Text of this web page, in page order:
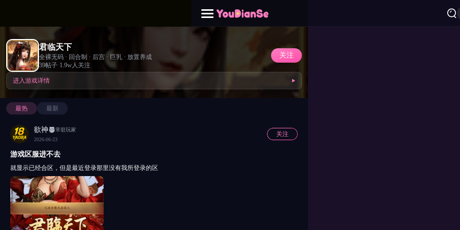
君临天下
全裸无码 · 回合制 · 后宫 · 巨乳 · 放置养成
39帖子·1.9w人关注
关注
进入游戏详情
最热 最新
欲神
常驻玩家
2026-06-23
关注
游戏区服进不去
就显示已经合区，但是最近登录那里没有我所登录的区